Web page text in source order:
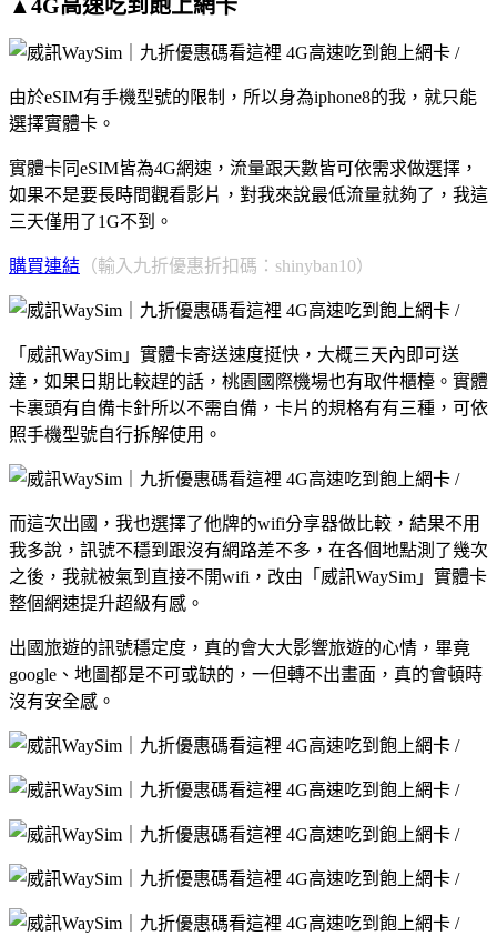
▲4G高速吃到飽上網卡
由於eSIM有手機型號的限制，所以身為iphone8的我，就只能
選擇實體卡。
實體卡同eSIM皆為4G網速，流量跟天數皆可依需求做選擇，
如果不是要長時間觀看影片，對我來說最低流量就夠了，我這
三天僅用了1G不到。
購買連結 （輸入九折優惠折扣碼：shinyban10）
「威訊WaySim」實體卡寄送速度挺快，大概三天內即可送
達，如果日期比較趕的話，桃園國際機場也有取件櫃檯。實體
卡裏頭有自備卡針所以不需自備，卡片的規格有有三種，可依
照手機型號自行拆解使用。
而這次出國，我也選擇了他牌的wifi分享器做比較，結果不用
我多說，訊號不穩到跟沒有網路差不多，在各個地點測了幾次
之後，我就被氣到直接不開wifi，改由「威訊WaySim」實體卡
整個網速提升超級有感。
出國旅遊的訊號穩定度，真的會大大影響旅遊的心情，畢竟
google、地圖都是不可或缺的，一但轉不出畫面，真的會頓時
沒有安全感。